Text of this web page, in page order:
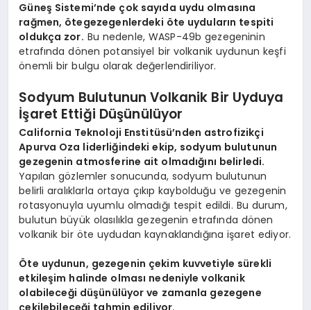
Güneş Sistemi’nde çok sayıda uydu olmasına
rağmen, ötegezegenlerdeki öte uyduların tespiti
oldukça zor. Bu nedenle, WASP-49b gezegeninin
etrafında dönen potansiyel bir volkanik uydunun keşfi
önemli bir bulgu olarak değerlendiriliyor.
Sodyum Bulutunun Volkanik Bir Uyduya
İşaret Ettiği Düşünülüyor
California Teknoloji Enstitüsü’nden astrofizikçi
Apurva Oza liderliğindeki ekip, sodyum bulutunun
gezegenin atmosferine ait olmadığını belirledi.
Yapılan gözlemler sonucunda, sodyum bulutunun
belirli aralıklarla ortaya çıkıp kaybolduğu ve gezegenin
rotasyonuyla uyumlu olmadığı tespit edildi. Bu durum,
bulutun büyük olasılıkla gezegenin etrafında dönen
volkanik bir öte uydudan kaynaklandığına işaret ediyor.
Öte uydunun, gezegenin çekim kuvvetiyle sürekli
etkileşim halinde olması nedeniyle volkanik
olabileceği düşünülüyor ve zamanla gezegene